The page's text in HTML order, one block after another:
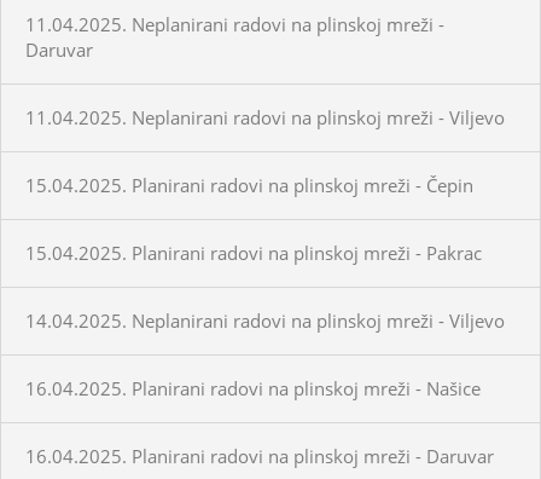
11.04.2025. Neplanirani radovi na plinskoj mreži -
Daruvar
11.04.2025. Neplanirani radovi na plinskoj mreži - Viljevo
15.04.2025. Planirani radovi na plinskoj mreži - Čepin
15.04.2025. Planirani radovi na plinskoj mreži - Pakrac
14.04.2025. Neplanirani radovi na plinskoj mreži - Viljevo
16.04.2025. Planirani radovi na plinskoj mreži - Našice
16.04.2025. Planirani radovi na plinskoj mreži - Daruvar